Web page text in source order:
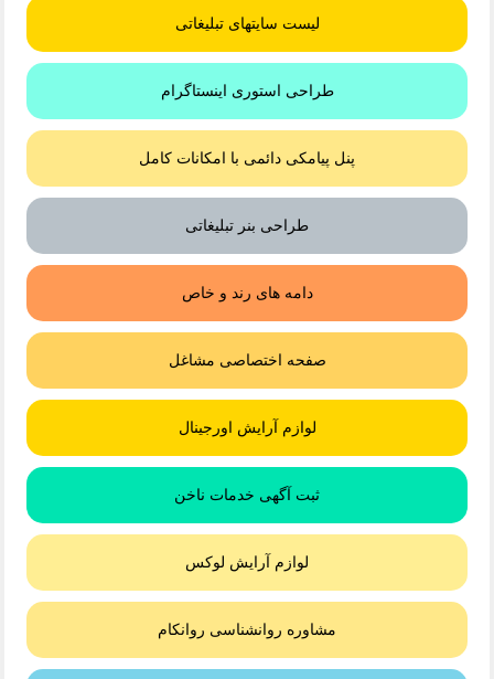
لیست سایتهای تبلیغاتی
طراحی استوری اینستاگرام
پنل پیامکی دائمی با امکانات کامل
طراحی بنر تبلیغاتی
دامه های رند و خاص
صفحه اختصاصی مشاغل
لوازم آرایش اورجینال
ثبت آگهی خدمات ناخن
لوازم آرایش لوکس
مشاوره روانشناسی روانکام